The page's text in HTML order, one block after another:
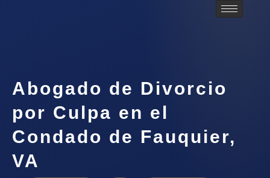
Abogado de Divorcio
por Culpa en el
Condado de Fauquier,
VA